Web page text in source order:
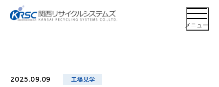
メニュー
2025.09.09 工場見学